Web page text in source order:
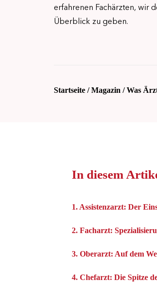
erfahrenen Fachärzten, wir
Überblick zu geben.
Startseite /Magazin /Was
In diesem
1. Assistenzarzt: Der
2. Facharzt:
3. Oberarzt: Auf dem
4. Chefarzt: Die Spitze